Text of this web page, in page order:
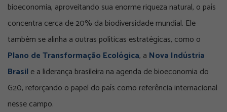
bioeconomia, aproveitando sua enorme riqueza natural, o país
concentra cerca de 20% da biodiversidade mundial. Ele
também se alinha a outras políticas estratégicas, como o
Plano de Transformação Ecológica, a Nova Indústria
Brasil e a liderança brasileira na agenda de bioeconomia do
G20, reforçando o papel do país como referência internacional
nesse campo.